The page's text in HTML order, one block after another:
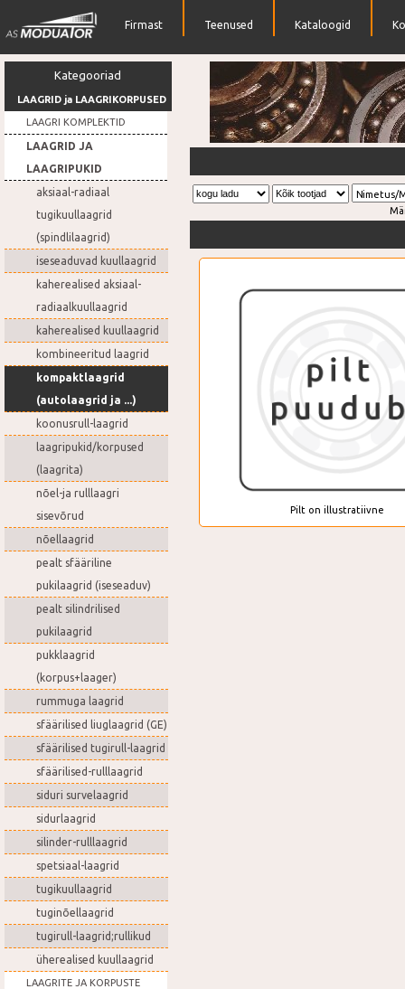
Firmast Teenused Kataloogid
Kategooriad
LAAGRID ja LAAGRIKORPUSED
LAAGRI KOMPLEKTID
LAAGRID JA
LAAGRIPUKID
aksiaal-radiaal
tugikuullaagrid
(spindlilaagrid)
iseseaduvad kuullaagrid
kaherealised aksiaal-
radiaalkuullaagrid
kaherealised kuullaagrid
kombineeritud laagrid
kompaktlaagrid
(autolaagrid ja ...)
koonusrull-laagrid
laagripukid/korpused
(laagrita)
nõel-ja rulllaagri
sisevõrud
nõellaagrid
pealt sfääriline
pukilaagrid (iseseaduv)
pealt silindrilised
pukilaagrid
pukklaagrid
(korpus+laager)
rummuga laagrid
sfäärilised liuglaagrid (GE)
sfäärilised tugirull-laagrid
sfäärilised-rulllaagrid
siduri survelaagrid
sidurlaagrid
silinder-rulllaagrid
spetsiaal-laagrid
tugikuullaagrid
tuginõellaagrid
tugirull-laagrid;rullikud
üherealised kuullaagrid
LAAGRITE JA KORPUSTE
Nimetus/
Pilt on illustratiivne